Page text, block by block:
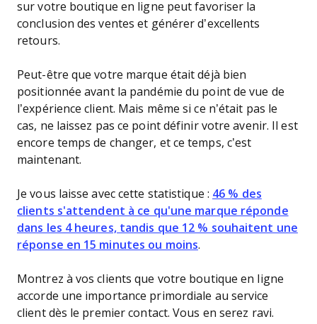
sur votre boutique en ligne peut favoriser la
conclusion des ventes et générer d’excellents
retours.
Peut-être que votre marque était déjà bien
positionnée avant la pandémie du point de vue de
l’expérience client. Mais même si ce n’était pas le
cas, ne laissez pas ce point définir votre avenir. Il est
encore temps de changer, et ce temps, c’est
maintenant.
Je vous laisse avec cette statistique : 46 % des
clients s'attendent à ce qu'une marque réponde
dans les 4 heures, tandis que 12 % souhaitent une
réponse en 15 minutes ou moins.
Montrez à vos clients que votre boutique en ligne
accorde une importance primordiale au service
client dès le premier contact. Vous en serez ravi.